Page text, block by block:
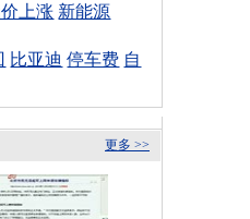
上涨 新能源
比亚迪 停车费 自
更多 >>